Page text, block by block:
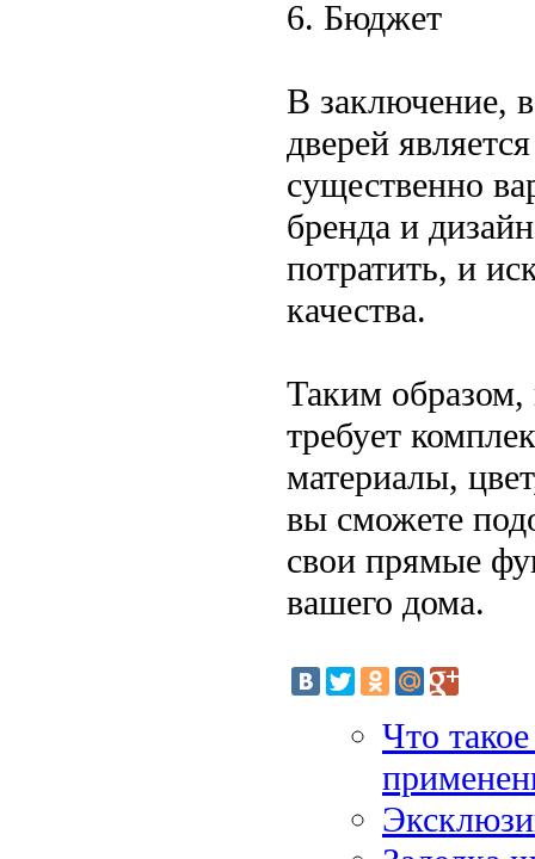
6. Бюджет
В заключение,
дверей
существенно
бренда и
потратить, и
качества.
Таким
требует
материалы,
вы сможете
свои прямые
вашего дома.
Что